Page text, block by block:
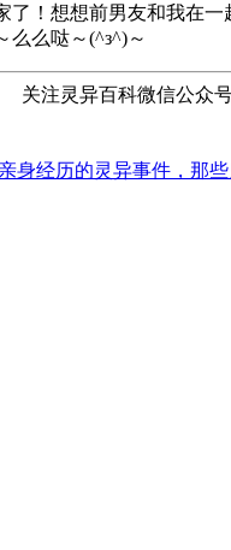
了！想想前男友和我在
么么哒～(^з^)～
关注灵异百科微信公众
身经历的灵异事件，那